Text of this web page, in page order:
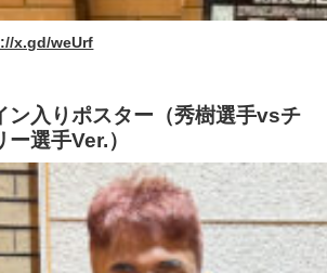
x.gd/weUrf
入りポスター（秀樹選手vsチ
選手Ver.）